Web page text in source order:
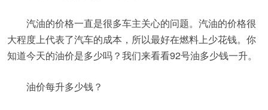
汽油的价格一直是很多车主关心的问题。汽油的价格很
大程度上代表了汽车的成本，所以最好在燃料上少花钱。你
知道今天的油价是多少吗？我们来看看92号油多少钱一升。
油价每升多少钱？